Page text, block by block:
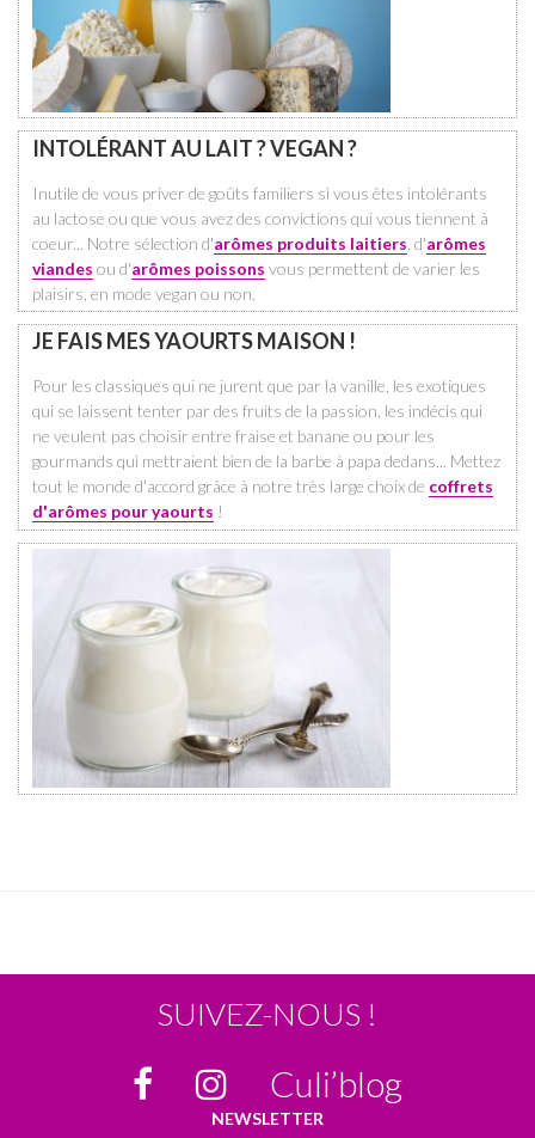
INTOLÉRANT AU LAIT ? VEGAN ?
Inutile de vous priver de goûts familiers si vous êtes intolérants
au lactose ou que vous avez des convictions qui vous tiennent à
coeur... Notre sélection d'arômes produits laitiers , d'arômes
viandes ou d'arômes poissons vous permettent de varier les
plaisirs, en mode vegan ou non.
JE FAIS MES YAOURTS MAISON !
Pour les classiques qui ne jurent que par la vanille, les exotiques
qui se laissent tenter par des fruits de la passion, les indécis qui
ne veulent pas choisir entre fraise et banane ou pour les
gourmands qui mettraient bien de la barbe à papa dedans... Mettez
tout le monde d'accord grâce à notre très large choix de coffrets
d'arômes pour yaourts !
SUIVEZ-NOUS !
Culi’blog
NEWSLETTER